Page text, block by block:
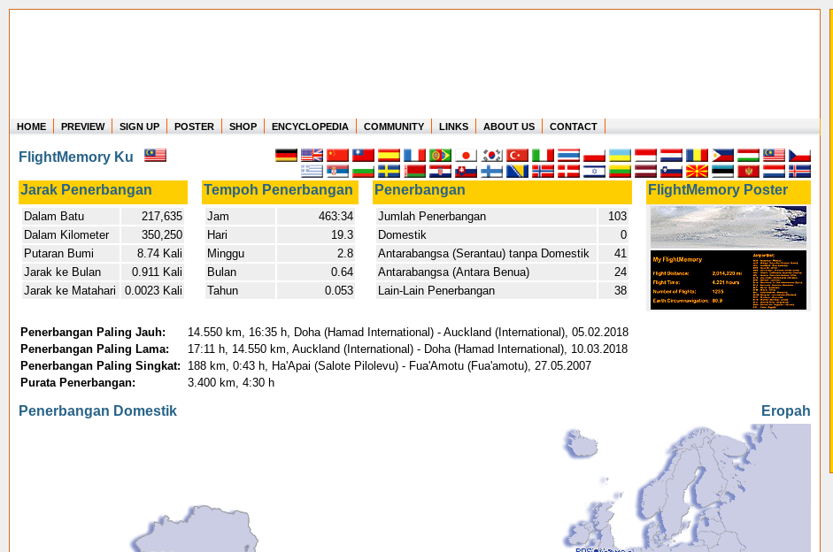
Where in the world have you flown?
How long have you been in the air?
Create your own FlightMemory and see!
HOME PREVIEW SIGN UP POSTER SHOP ENCYCLOPEDIA COMMUNITY LINKS ABOUT US CONTACT
FlightMemory Ku
Jarak Penerbangan Tempoh Penerbangan Penerbangan FlightMemory Poster
Dalam Batu
217,635
Dalam Kilometer
350,250
Putaran Bumi
8.74 Kali
Jarak ke Bulan
0.911 Kali
Jarak ke Matahari
0.0023 Kali
Jam
463:34
Hari
19.3
Minggu
2.8
Bulan
0.64
Tahun
0.053
Jumlah Penerbangan
103
Domestik
0
Antarabangsa (Serantau) tanpa Domestik
41
Antarabangsa (Antara Benua)
24
Lain-Lain Penerbangan
38
Penerbangan Paling Jauh:
14.550 km, 16:35 h, Doha (Hamad International) - Auckland (International), 05.02.2018
Penerbangan Paling Lama:
17:11 h, 14.550 km, Auckland (International) - Doha (Hamad International), 10.03.2018
Penerbangan Paling Singkat:
188 km, 0:43 h, Ha'Apai (Salote Pilolevu) - Fua'Amotu (Fua'amotu), 27.05.2007
Purata Penerbangan:
3.400 km, 4:30 h
Penerbangan Domestik Eropah